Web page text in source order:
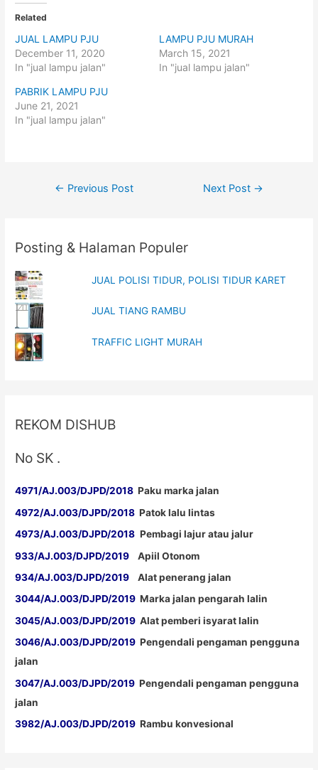
t
o
s
h
a
r
e
o
w
i
t
t
e
i
n
o
w
)
h
a
r
e
o
a
c
e
b
o
n
s
w
i
Related
JUAL LAMPU PJU
December 11, 2020
In "jual lampu jalan"
LAMPU PJU MURAH
March 15, 2021
In "jual lampu jalan"
PABRIK LAMPU PJU
June 21, 2021
In "jual lampu jalan"
Post
← Previous Post Next Post →
Posting & Halaman Populer
JUAL POLISI TIDUR, POLISI TIDUR KARET
JUAL TIANG RAMBU
TRAFFIC LIGHT MURAH
REKOM DISHUB
No SK .
4971/AJ.003/DJPD/2018 Paku marka jalan
4972/AJ.003/DJPD/2018 Patok lalu lintas
4973/AJ.003/DJPD/2018 Pembagi lajur atau jalur
933/AJ.003/DJPD/2019 Apiil Otonom
934/AJ.003/DJPD/2019 Alat penerang jalan
3044/AJ.003/DJPD/2019 Marka jalan pengarah lalin
3045/AJ.003/DJPD/2019 Alat pemberi isyarat lalin
3046/AJ.003/DJPD/2019 Pengendali pengaman pengguna
jalan
3047/AJ.003/DJPD/2019 Pengendali pengaman pengguna
jalan
3982/AJ.003/DJPD/2019 Rambu konvesional